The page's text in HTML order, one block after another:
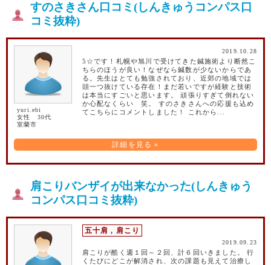
すのさきさん口コミ(しんきゅうコンパス口
コミ抜粋)
yuri.ebi
女性 30代
室蘭市
2019.10.28
5☆です！札幌や旭川で受けてきた鍼施術より断然こ
ちらのほうが良い！なぜなら鍼数が少ないからであ
る。先生はとても勉強されており、近郊の地域では
頭一つ抜けている存在！まだ若いですが経験と技術
は本当にすごいと思います。 頑張りすぎて倒れない
か心配なくらい 笑。 すのさきさんへの応援も込め
てこちらにコメントしました！ これから...
詳細を見る »
肩こりバンザイが出来なかった(しんきゅう
コンパス口コミ抜粋)
五十肩 , 肩こり
2019.09.23
肩こりが酷く週１回～２回、計６回いきました。 行
くたびにどこが解消され、次の課題も見えて治療し